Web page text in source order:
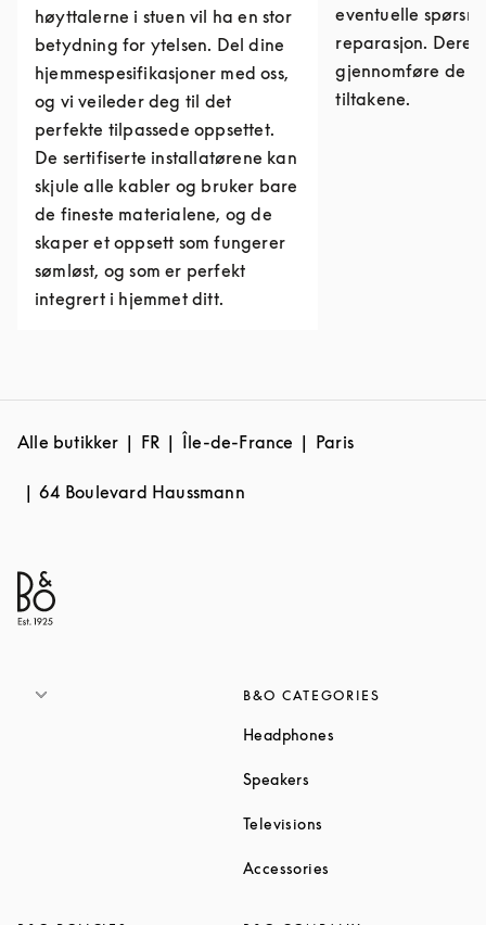
høyttalerne i stuen vil ha en stor
betydning for ytelsen. Del dine
hjemmespesifikasjoner med oss,
og vi veileder deg til det
perfekte tilpassede oppsettet.
De sertifiserte installatørene kan
skjule alle kabler og bruker bare
de fineste materialene, og de
skaper et oppsett som fungerer
sømløst, og som er perfekt
integrert i hjemmet ditt.
eventuelle
reparasjon.
gjennomføre de
tiltakene.
Alle butikker FR Île-de-France Paris
64 Boulevard Haussmann
B&O CATEGORIES
Headphones
Speakers
Televisions
Accessories